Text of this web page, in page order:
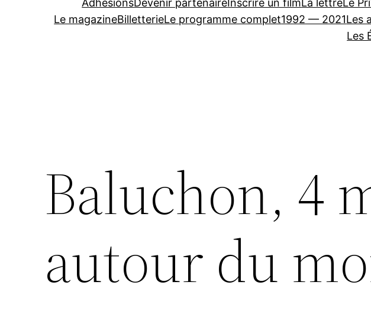
AdhésionsDevenir partenaire Inscrire un filmLa lettreLe
Le magazineBilletterieLe programme complet1992 — 2021Les
Les
Baluchon, 4
autour du